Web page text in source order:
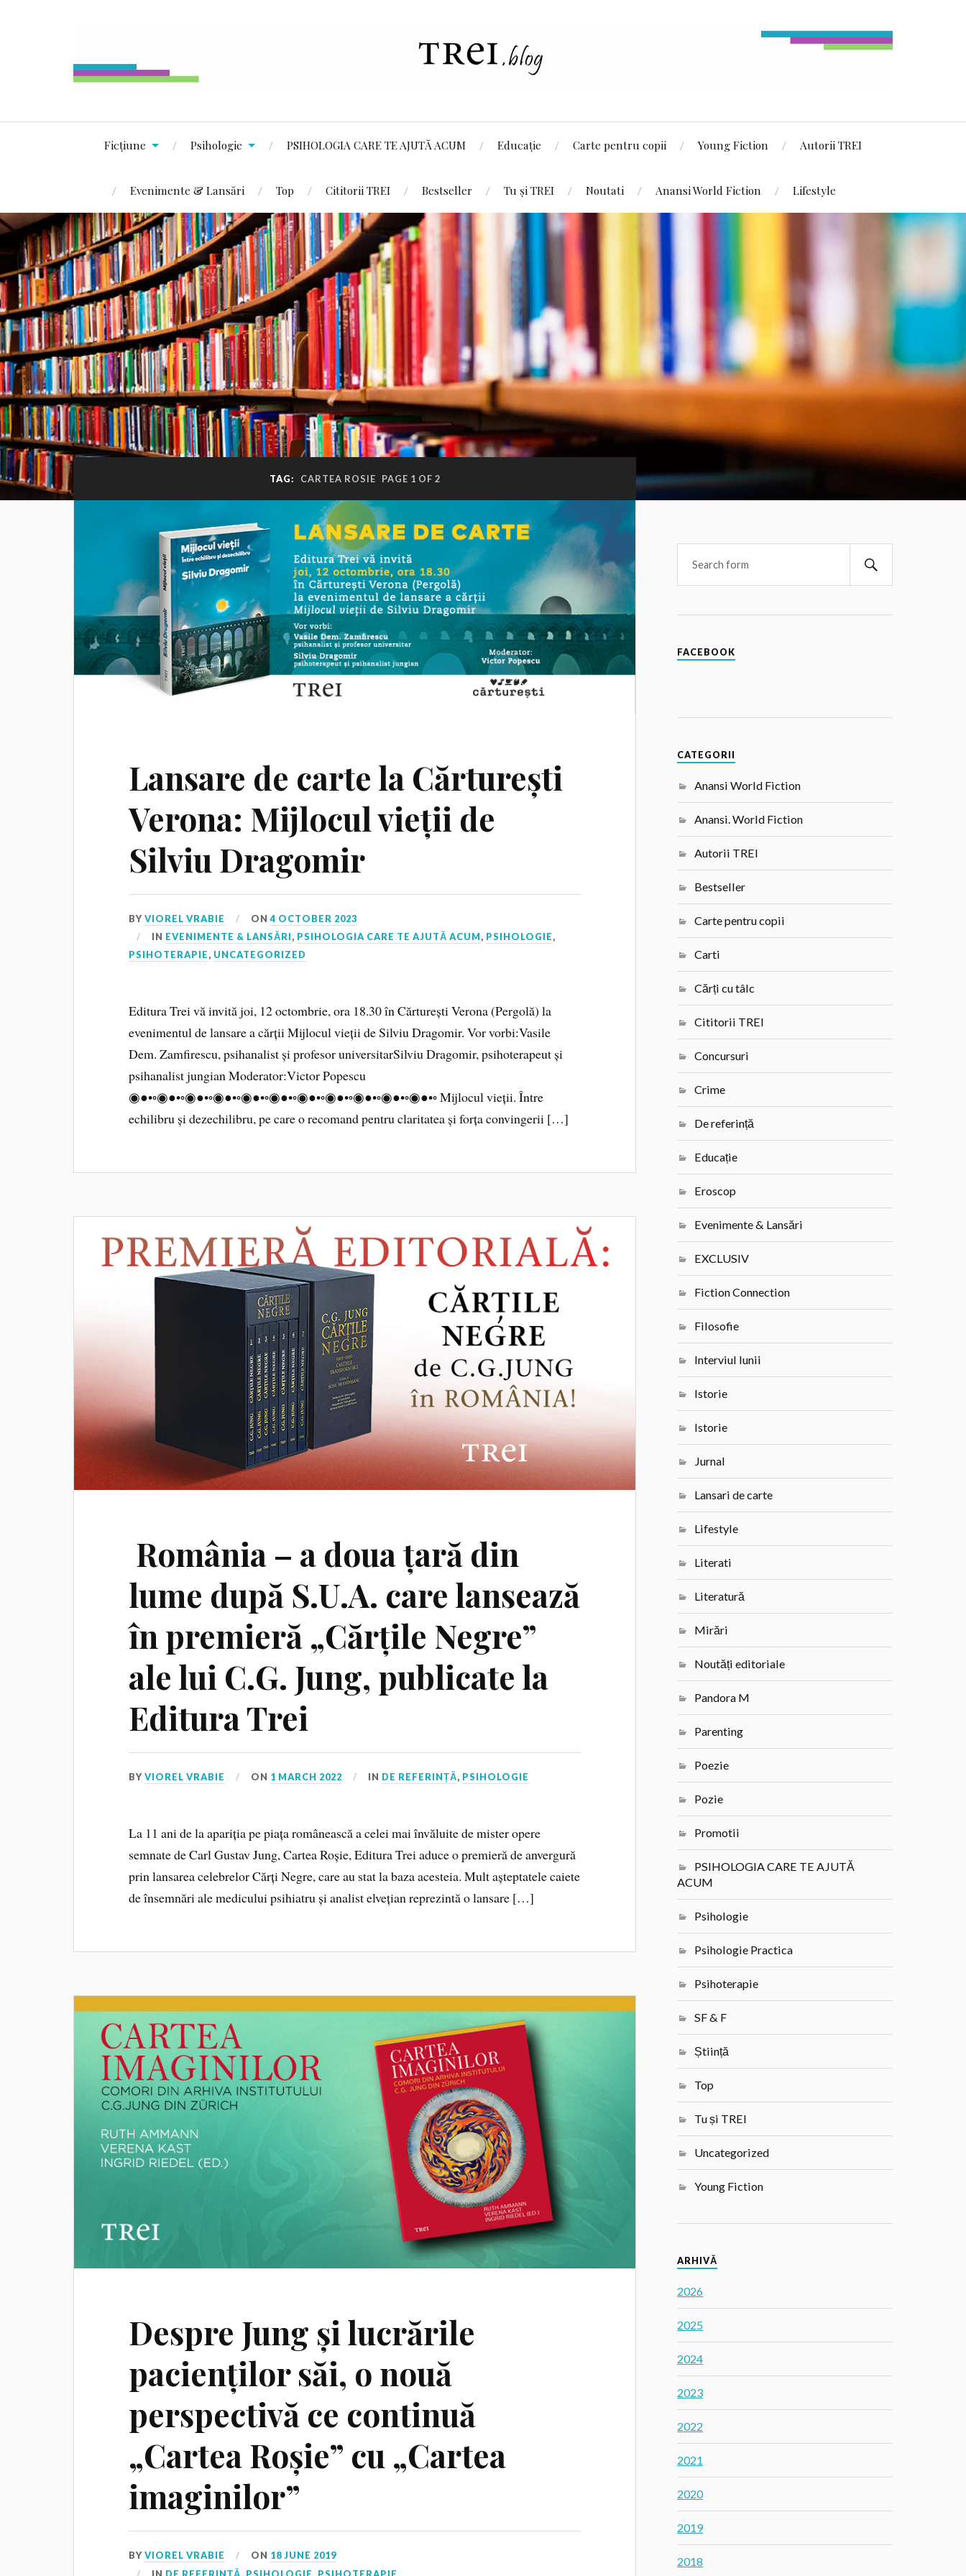
Ficțiune Psihologie PSIHOLOGIA CARE TE AJUTĂ ACUM Educație Carte pentru copii Young Fiction Autorii TREI
Evenimente & Lansări Top Cititorii TREI Bestseller Tu și TREI Noutati Anansi World Fiction Lifestyle
TAG: CARTEA ROSIE PAGE 1 OF 2
Lansare de carte la Cărturești
Verona: Mijlocul vieții de
Silviu Dragomir
BYVIOREL VRABIE ON4 OCTOBER 2023
IN EVENIMENTE & LANSĂRI, PSIHOLOGIA CARE TE AJUTĂ ACUM, PSIHOLOGIE,
PSIHOTERAPIE, UNCATEGORIZED
Editura Trei vă invită joi, 12 octombrie, ora 18.30 în Cărturești Verona (Pergolă) la
evenimentul de lansare a cărții Mijlocul vieții de Silviu Dragomir. Vor vorbi:Vasile
Dem. Zamfirescu, psihanalist și profesor universitarSilviu Dragomir, psihoterapeut și
psihanalist jungian Moderator:Victor Popescu
◉●•◦◉●•◦◉●•◦◉●•◦◉●•◦◉●•◦◉●•◦◉●•◦◉●•◦◉●•◦◉●•◦ Mijlocul vieții. Între
echilibru și dezechilibru, pe care o recomand pentru claritatea și forța convingerii […]
România – a doua țară din
lume după S.U.A. care lansează
în premieră „Cărțile Negre”
ale lui C.G. Jung, publicate la
Editura Trei
BYVIOREL VRABIE ON 1 MARCH 2022 IN DE REFERINȚĂ, PSIHOLOGIE
La 11 ani de la apariția pe piața românească a celei mai învăluite de mister opere
semnate de Carl Gustav Jung, Cartea Roșie, Editura Trei aduce o premieră de anvergură
prin lansarea celebrelor Cărți Negre, care au stat la baza acesteia. Mult așteptatele caiete
de însemnări ale medicului psihiatru și analist elvețian reprezintă o lansare […]
Despre Jung și lucrările
pacienților săi, o nouă
perspectivă ce continuă
„Cartea Roșie” cu „Cartea
imaginilor”
BYVIOREL VRABIE ON 18 JUNE 2019
FACEBOOK
CATEGORII
Anansi World Fiction
Anansi. World Fiction
Autorii TREI
Bestseller
Carte pentru copii
Carti
Cărți cu tâlc
Cititorii TREI
Concursuri
Crime
De referință
Educație
Eroscop
Evenimente & Lansări
EXCLUSIV
Fiction Connection
Filosofie
Interviul lunii
Istorie
Istorie
Jurnal
Lansari de carte
Lifestyle
Literati
Literatură
Mirări
Noutăți editoriale
Pandora M
Parenting
Poezie
Pozie
Promotii
PSIHOLOGIA CARE TE AJUTĂ
ACUM
Psihologie
Psihologie Practica
Psihoterapie
SF & F
Știință
Top
Tu și TREI
Uncategorized
Young Fiction
ARHIVĂ
2026
2025
2024
2023
2022
2021
2020
2019
2018